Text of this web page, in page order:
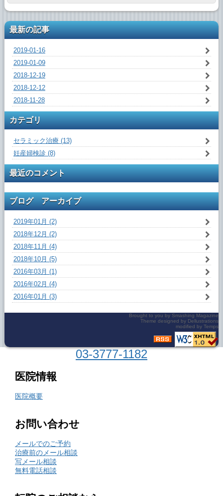
最新の記事
2019-01-16
2019-01-09
2018-12-19
2018-12-12
2018-11-28
カテゴリ
セラミック治療 (13)
妊産婦検診 (8)
最近のコメント
ブログ アーカイブ
2019年01月 (2)
2018年12月 (2)
2018年11月 (4)
2018年10月 (5)
2016年03月 (1)
2016年02月 (4)
2016年01月 (3)
Brought to you by Smashing Magazine
Theme designed by Dellustrations
modified byTemps
03-3777-1182
医院情報
医院概要
お問い合わせ
メールでのご予約
治療前のメール相談
写メール相談
無料電話相談